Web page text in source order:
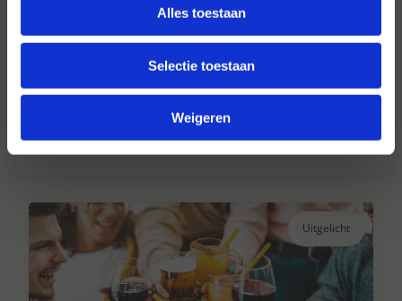
Alles toestaan
Selectie toestaan
Weigeren
Hansen Dranken sinds 1947
Al ruim 75 jaar uw grote onafhankelijke
Lees verder
Uitgelicht